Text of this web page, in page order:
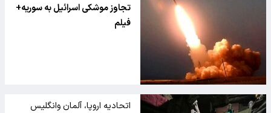
سوریه را هدف حملات موشکی خود
قرار داد
تجاوز موشکی اسرائیل به سوریه+
فیلم
اتحادیه اروپا، آلمان وانگلیس